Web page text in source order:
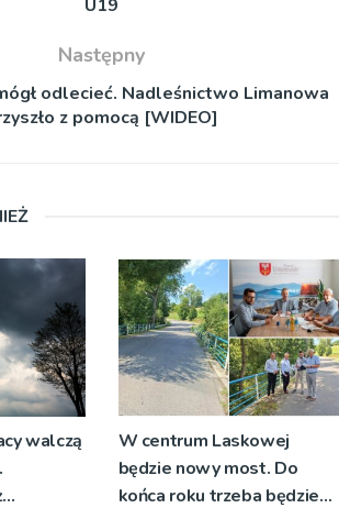
U19
Następny
odlecieć. Nadleśnictwo Limanowa
z pomocą [WIDEO]
walczą
W centrum Laskowej
będzie nowy most. Do
końca roku trzeba będzie